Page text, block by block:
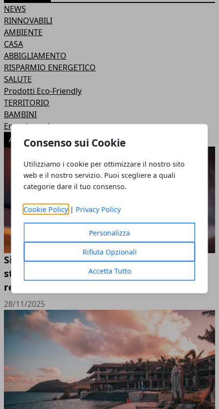
Consenso sui Cookie
Utilizziamo i cookie per ottimizzare il nostro sito
web e il nostro servizio. Puoi scegliere a quali
categorie dare il tuo consenso.
Cookie Policy | Privacy Policy
Personalizza
Rifiuta Opzionali
Accetta Tutto
NEWS
RINNOVABILI
AMBIENTE
CASA
ABBIGLIAMENTO
RISPARMIO ENERGETICO
SALUTE
Prodotti Eco-Friendly
TERRITORIO
BAMBINI
Energia nucleare
ARTICOLI POPOLARI
Sicurezza negli edifici pubblici: come
stanno cambiando norme, strutture e
responsabilità
28/11/2025